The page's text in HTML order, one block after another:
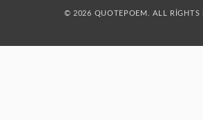
© 2026 QUOTEPOEM. ALL RIGHTS